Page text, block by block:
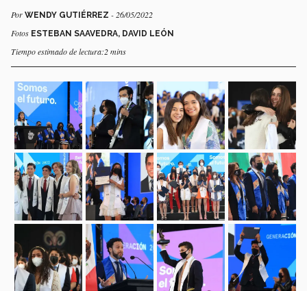
Por WENDY GUTIÉRREZ - 26/05/2022
Fotos ESTEBAN SAAVEDRA, DAVID LEÓN
Tiempo estimado de lectura:2 mins